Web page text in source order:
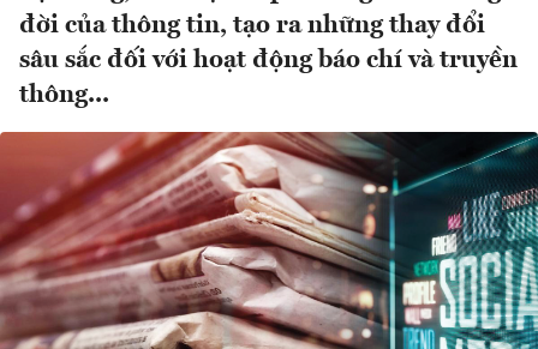
đời của thông tin, tạo ra những thay đổi
sâu sắc đối với hoạt động báo chí và truyền
thông...